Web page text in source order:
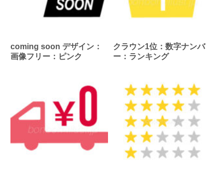
coming soon デザイン：
画像フリー：ピンク
クラウン1位：数字ナンバ
ー：ランキング